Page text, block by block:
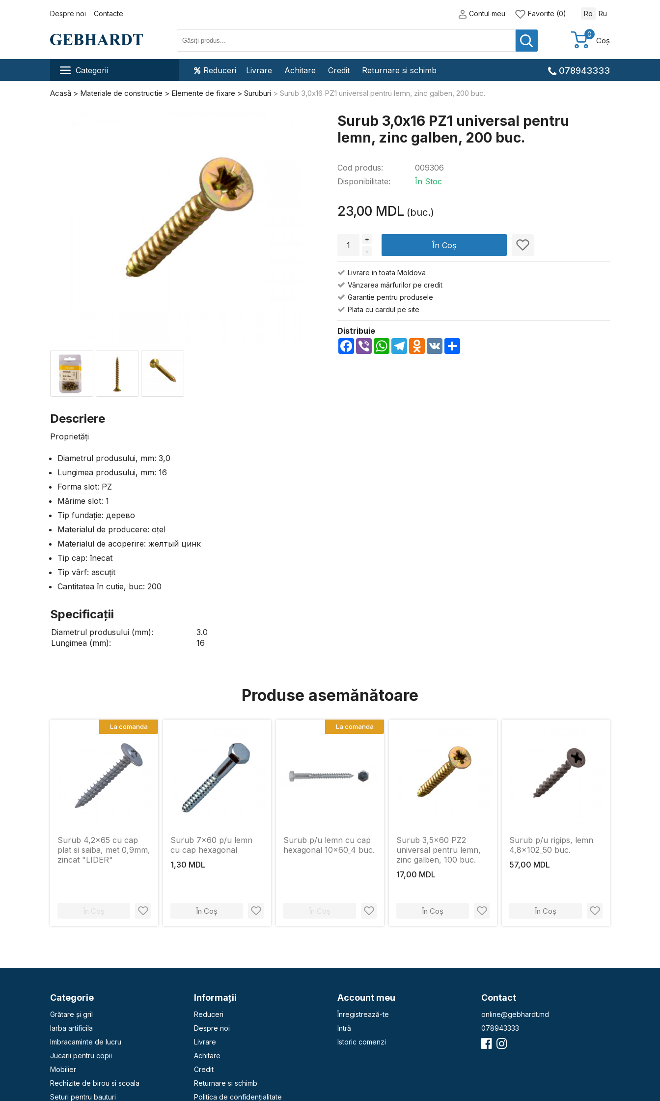
Despre noi Contacte Contul meu Favorite (0) Ro Ru
0
Coș
Categorii Reduceri Livrare Achitare Credit Returnare si schimb 078943333
Acasă Materiale de constructie Elemente de fixare Suruburi Surub 3,0x16 PZ1 universal pentru lemn, zinc galben, 200 buc.
Descriere
Proprietăți
Diametrul produsului, mm: 3,0
Lungimea produsului, mm: 16
Forma slot: PZ
Mărime slot: 1
Tip fundație: дерево
Materialul de producere: оțel
Materialul de acoperire: желтый цинк
Tip cap: înecat
Tip vârf: ascuțit
Cantitatea în cutie, buc: 200
Specificaţii
Diametrul produsului (mm):
3.0
Lungimea (mm):
16
Surub 3,0x16 PZ1 universal pentru
lemn, zinc galben, 200 buc.
Cod produs:
Disponibilitate:
009306
În Stoc
23,00 MDL (buc.)
+
-
În Coș
Livrare in toata Moldova
Vânzarea mărfurilor pe credit
Garantie pentru produsele
Plata cu cardul pe site
Distribuie
Facebook
Viber WhatsApp
TelegramOdnoklassniki
VK
Produse asemănătoare
Surub 4,2x65 cu cap
plat si saiba, met 0,9mm,
zincat "LIDER"
În Coș
La comanda
Surub 7x60 p/u lemn
cu cap hexagonal
1,30 MDL
În Coș
Surub p/u lemn cu cap
hexagonal 10x60_4 buc.
În Coș
La comanda
Surub 3,5x60 PZ2
universal pentru lemn,
zinc galben, 100 buc.
17,00 MDL
În Coș
Surub p/u rigips, lemn
4,8x102_50 buc.
57,00 MDL
În Coș
Categorie
Grătare și gril
Iarba artificila
Imbracaminte de lucru
Jucarii pentru copii
Mobilier
Rechizite de birou si scoala
Seturi pentru bauturi
Informaţii
Reduceri
Despre noi
Livrare
Achitare
Credit
Returnare si schimb
Politica de confidențialitate
Account meu
Înregistrează-te
Intră
Istoric comenzi
Contact
online@gebhardt.md
078943333